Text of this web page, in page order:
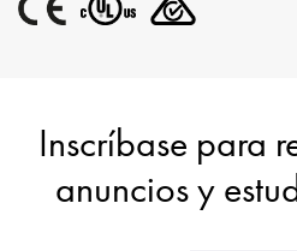
Inscríbase para
anuncios y